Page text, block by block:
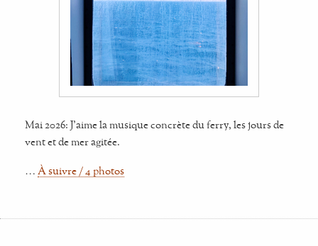
Mai 2026: J'aime la musique concrète du ferry, les jours de
vent et de mer agitée.
… À suivre / 4 photos